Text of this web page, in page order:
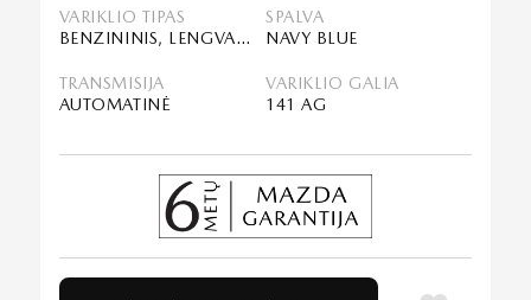
VARIKLIO TIPAS
BENZININIS, LENGVASIS HIBRIDAS (MHEV)
SPALVA
NAVY BLUE
TRANSMISIJA
AUTOMATINĖ
VARIKLIO GALIA
141 AG